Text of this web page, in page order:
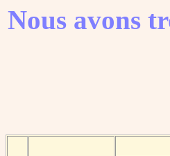
Nous avons